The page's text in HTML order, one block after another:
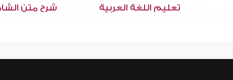
تعليم اللغة العربية شرح متن